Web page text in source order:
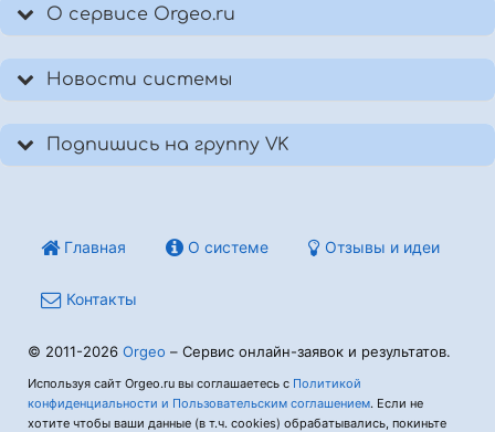
О сервисе Orgeo.ru
Новости системы
Подпишись на группу VK
Главная О системе Отзывы и идеи
Контакты
© 2011-2026 Orgeo – Сервис онлайн-заявок и результатов.
Используя сайт Orgeo.ru вы соглашаетесь с Политикой
конфиденциальности и Пользовательским соглашением. Если не
хотите чтобы ваши данные (в т.ч. cookies) обрабатывались, покиньте